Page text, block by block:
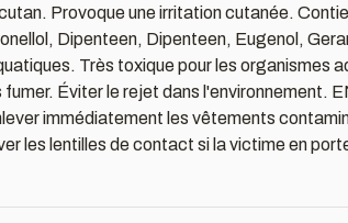
Provoque une irritation cutanée.
Dipenteen, Dipenteen, Eugenol,
Très toxique pour les
Éviter le rejet dans
immédiatement les vêtements
les lentilles de contact si la victime en